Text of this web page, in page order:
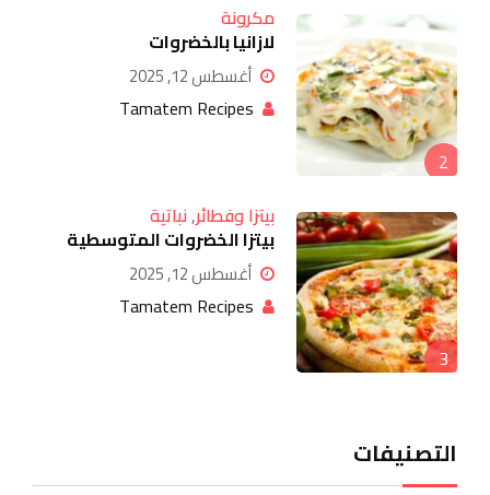
مكرونة
لازانيا بالخضروات
أغسطس 12, 2025
Tamatem Recipes
3
بيتزا وفطائر,نباتية
بيتزا الخضروات المتوسطية
أغسطس 12, 2025
Tamatem Recipes
التصنيفات